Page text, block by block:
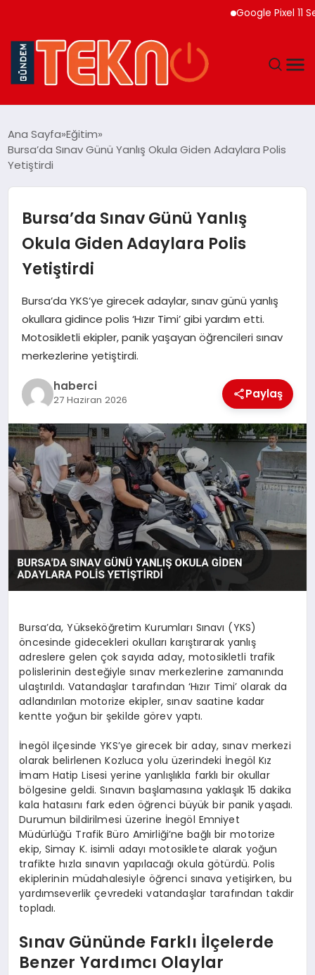
Google Pixel 11 Serisi
GÜNDEM
EKONOMI
MAGAZIN
SAĞLIK
SIYASET
YAŞAM
Ana Sayfa Eğitim
Bursa’da Sınav Günü Yanlış Okula Giden Adaylara Polis
Yetiştirdi
Bursa’da Sınav Günü Yanlış
Okula Giden Adaylara Polis
Yetiştirdi
Bursa’da YKS’ye girecek adaylar, sınav günü yanlış
okullara gidince polis ‘Hızır Timi’ gibi yardım etti.
Motosikletli ekipler, panik yaşayan öğrencileri sınav
merkezlerine yetiştirdi.
haberci
27 Haziran 2026 Paylaş
Bursa’da, Yükseköğretim Kurumları Sınavı (YKS)
öncesinde gidecekleri okulları karıştırarak yanlış
adreslere gelen çok sayıda aday, motosikletli trafik
polislerinin desteğiyle sınav merkezlerine zamanında
ulaştırıldı. Vatandaşlar tarafından ‘Hızır Timi’ olarak da
adlandırılan motorize ekipler, sınav saatine kadar
kentte yoğun bir şekilde görev yaptı.
İnegöl ilçesinde YKS’ye girecek bir aday, sınav merkezi
olarak belirlenen Kozluca yolu üzerindeki İnegöl Kız
İmam Hatip Lisesi yerine yanlışlıkla farklı bir okullar
bölgesine geldi. Sınavın başlamasına yaklaşık 15 dakika
kala hatasını fark eden öğrenci büyük bir panik yaşadı.
Durumun bildirilmesi üzerine İnegöl Emniyet
Müdürlüğü Trafik Büro Amirliği’ne bağlı bir motorize
ekip, Simay K. isimli adayı motosiklete alarak yoğun
trafikte hızla sınavın yapılacağı okula götürdü. Polis
ekiplerinin müdahalesiyle öğrenci sınava yetişirken, bu
yardımseverlik çevredeki vatandaşlar tarafından takdir
topladı.
Sınav Gününde Farklı İlçelerde
Benzer Yardımcı Olaylar